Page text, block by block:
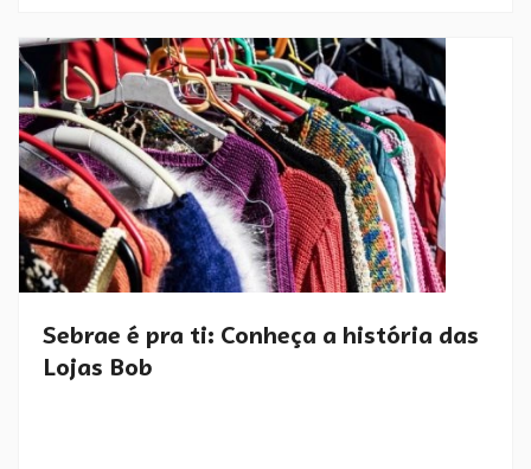
Sebrae é pra ti: Conheça a história das
Lojas Bob